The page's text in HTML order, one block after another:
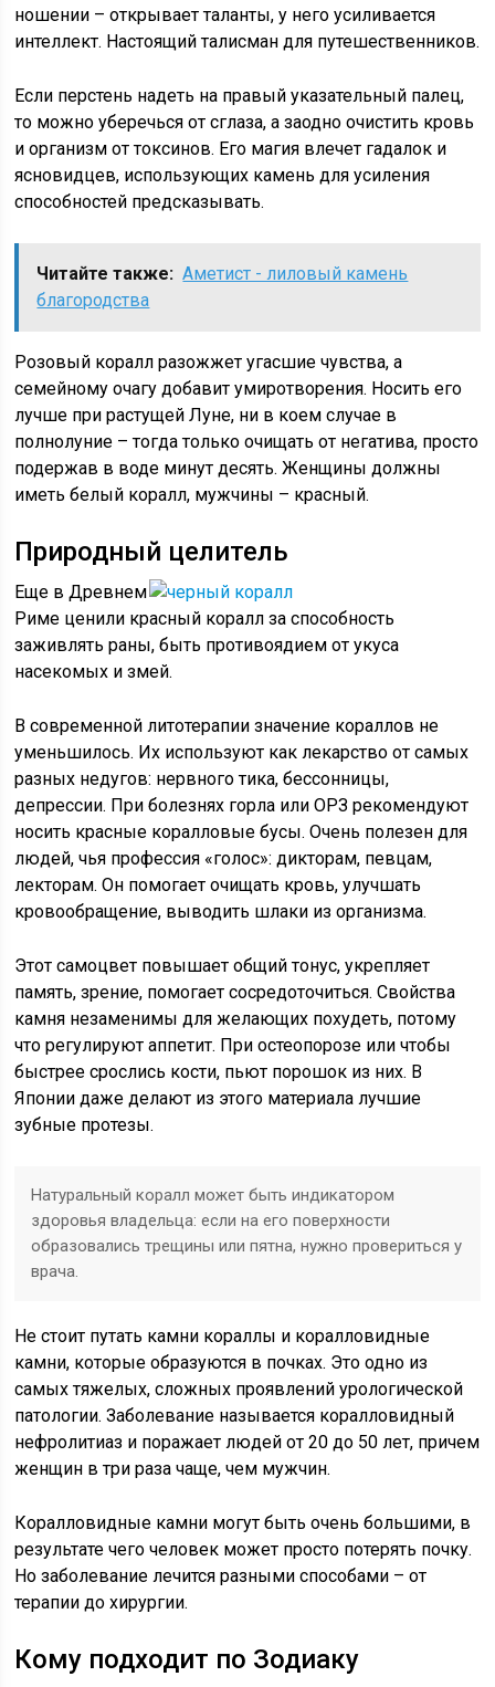
ношении – открывает таланты, у него усиливается
интеллект. Настоящий талисман для путешественников.
Если перстень надеть на правый указательный палец,
то можно уберечься от сглаза, а заодно очистить кровь
и организм от токсинов. Его магия влечет гадалок и
ясновидцев, использующих камень для усиления
способностей предсказывать.
Читайте также: Аметист - лиловый камень
благородства
Розовый коралл разожжет угасшие чувства, а
семейному очагу добавит умиротворения. Носить его
лучше при растущей Луне, ни в коем случае в
полнолуние – тогда только очищать от негатива, просто
подержав в воде минут десять. Женщины должны
иметь белый коралл, мужчины – красный.
Природный целитель
Еще в Древнем
Риме ценили красный коралл за способность
заживлять раны, быть противоядием от укуса
насекомых и змей.
В современной литотерапии значение кораллов не
уменьшилось. Их используют как лекарство от самых
разных недугов: нервного тика, бессонницы,
депрессии. При болезнях горла или ОРЗ рекомендуют
носить красные коралловые бусы. Очень полезен для
людей, чья профессия «голос»: дикторам, певцам,
лекторам. Он помогает очищать кровь, улучшать
кровообращение, выводить шлаки из организма.
Этот самоцвет повышает общий тонус, укрепляет
память, зрение, помогает сосредоточиться. Свойства
камня незаменимы для желающих похудеть, потому
что регулируют аппетит. При остеопорозе или чтобы
быстрее срослись кости, пьют порошок из них. В
Японии даже делают из этого материала лучшие
зубные протезы.
Натуральный коралл может быть индикатором
здоровья владельца: если на его поверхности
образовались трещины или пятна, нужно провериться у
врача.
Не стоит путать камни кораллы и коралловидные
камни, которые образуются в почках. Это одно из
самых тяжелых, сложных проявлений урологической
патологии. Заболевание называется коралловидный
нефролитиаз и поражает людей от 20 до 50 лет, причем
женщин в три раза чаще, чем мужчин.
Коралловидные камни могут быть очень большими, в
результате чего человек может просто потерять почку.
Но заболевание лечится разными способами – от
терапии до хирургии.
Кому подходит по Зодиаку